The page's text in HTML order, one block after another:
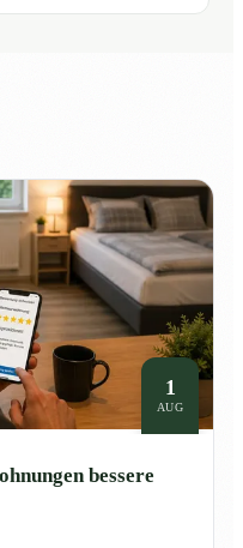
1
AUG
bessere